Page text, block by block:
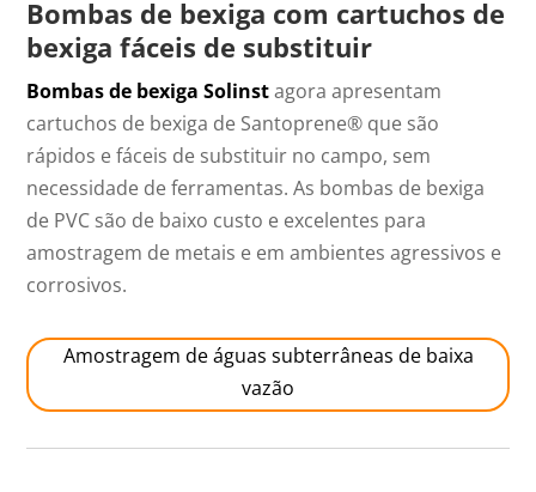
Bombas de bexiga com cartuchos de
bexiga fáceis de substituir
Bombas de bexiga Solinstagora apresentam
cartuchos de bexiga de Santoprene® que são
rápidos e fáceis de substituir no campo, sem
necessidade de ferramentas. As bombas de bexiga
de PVC são de baixo custo e excelentes para
amostragem de metais e em ambientes agressivos e
corrosivos.
Amostragem de águas subterrâneas de baixa
vazão